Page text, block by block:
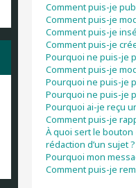
Comment puis-je
Comment puis-je
Comment puis-je
Comment puis-je
Pourquoi ne puis-je
Comment puis-je
Pourquoi ne puis-je
Pourquoi ne puis-je
Pourquoi ai-je reçu
Comment puis-je
À quoi sert le bouton
rédaction d’un sujet ?
Pourquoi mon
Comment puis-je